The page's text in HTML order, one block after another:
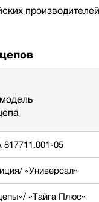
05
«Универсал»
«Тайга Плюс»